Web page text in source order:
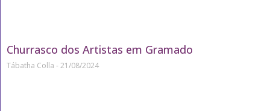
Churrasco dos Artistas em Gramado
Tábatha Colla 21/08/2024